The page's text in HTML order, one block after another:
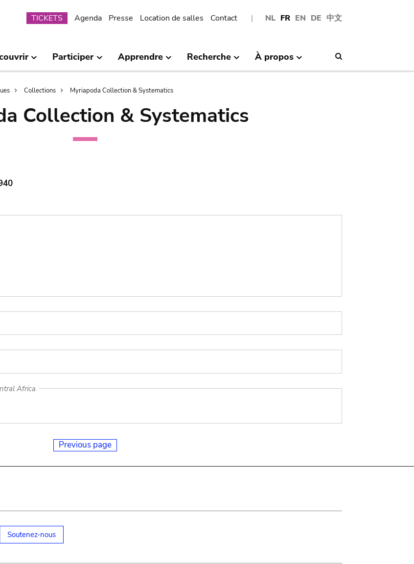
NL FR EN DE 中文
Submenu
TICKETS Agenda Presse Location de salles Contact
Participer Apprendre Recherche À propos
Collections Myriapoda Collection & Systematics
Collection & Systematics
Africa
Previous page
Soutenez-nous